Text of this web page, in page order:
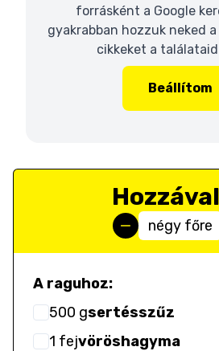
forrásként a Google
gyakrabban hozzuk neked
cikkeket a
Beállítom
négy főre
A raguhoz:
500 gsertésszűz
1 fejvöröshagyma